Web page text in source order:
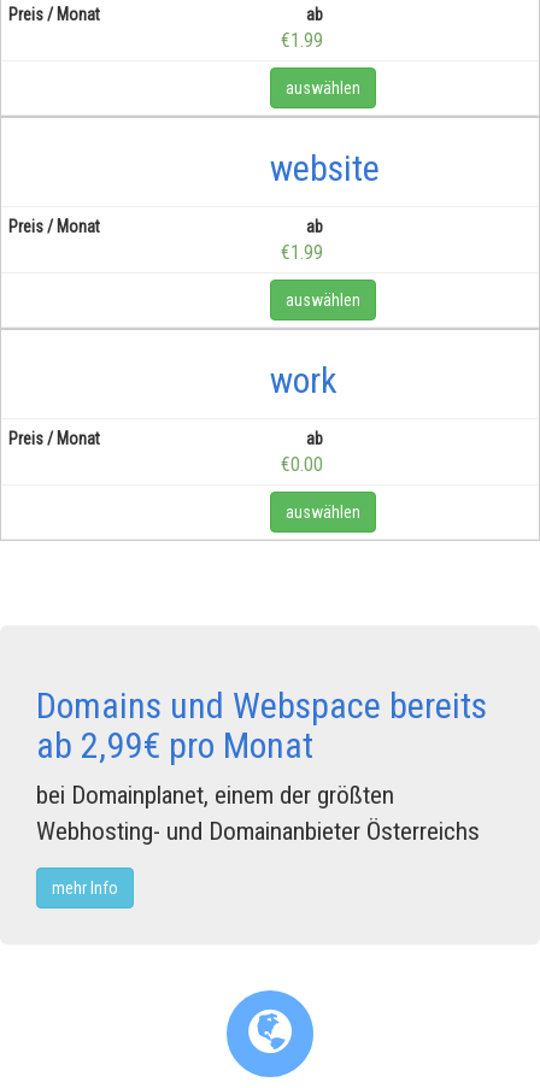
ab
€1.99
auswählen
website
ab
€1.99
auswählen
work
ab
€0.00
auswählen
Domains und Webspace bereits
ab 2,99€ pro Monat
bei Domainplanet, einem der größten
Webhosting- und Domainanbieter Österreichs
mehr Info